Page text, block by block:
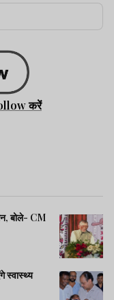
करें
बोले- CM
स्वास्थ्य